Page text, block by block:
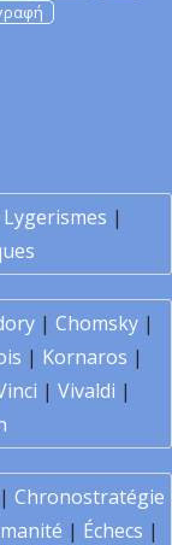
Lygerismes |
| Chomsky|
| Kornaros |
| Vivaldi |
| Chronostratégie
| Échecs |